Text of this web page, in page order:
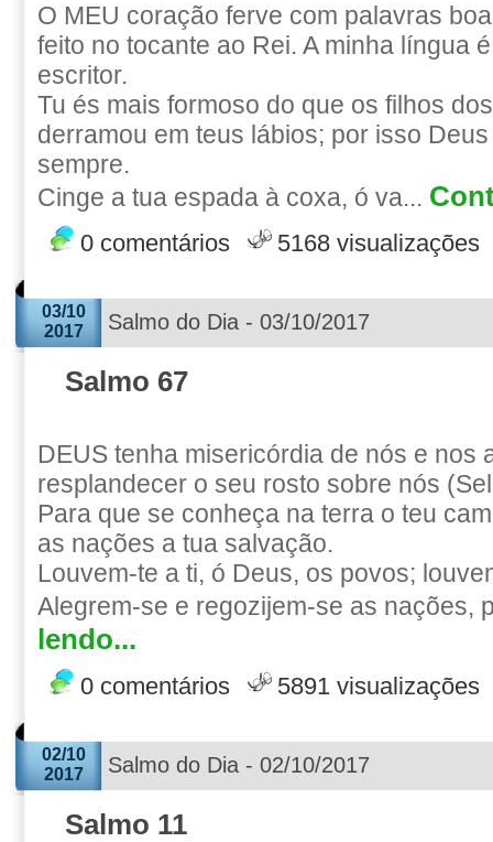
O MEU coração ferve com palavras
feito no tocante ao Rei. A minha língua
escritor.
Tu és mais formoso do que os filhos
derramou em teus lábios; por isso
sempre.
Cinge a tua espada à coxa, ó va...
0 comentários 5168 visualizações
03/10
2017
Salmo do Dia - 03/10/2017
Salmo 67
DEUS tenha misericórdia de nós e nos
resplandecer o seu rosto sobre nós
Para que se conheça na terra o teu
as nações a tua salvação.
Louvem-te a ti, ó Deus, os povos;
Alegrem-se e regozijem-se as nações,
lendo...
0 comentários 5891 visualizações
02/10
2017
Salmo do Dia - 02/10/2017
Salmo 11